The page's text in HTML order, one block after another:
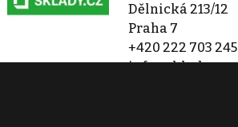
Dělnická 213/12
Praha 7
+420 222 703 245
info@sklady.cz